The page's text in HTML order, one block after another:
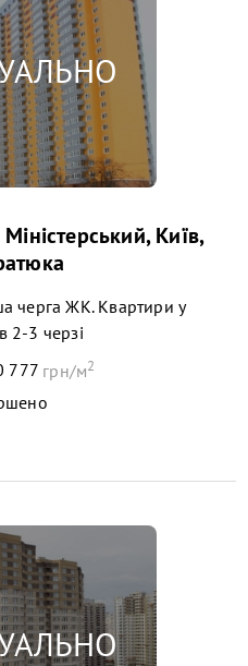
Київ,
черга ЖК. Квартири у
2-3 черзі
777 грн/м2